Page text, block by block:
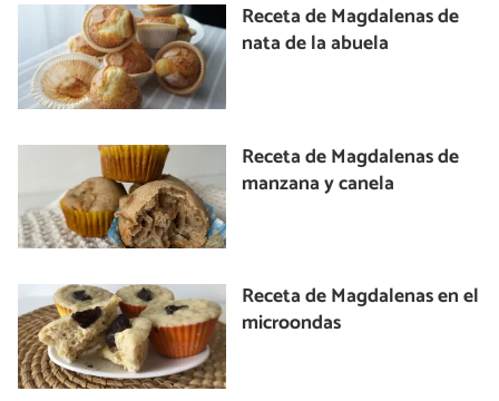
Receta de Magdalenas de
nata de la abuela
Receta de Magdalenas de
manzana y canela
Receta de Magdalenas en el
microondas